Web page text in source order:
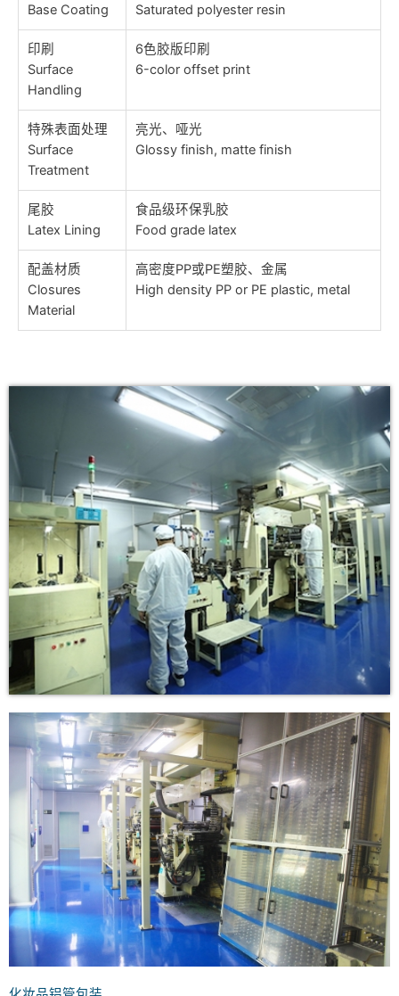
Base Coating
Saturated polyester resin
印刷
Surface
Handling
6色胶版印刷
6-color offset print
特殊表面处理
Surface
Treatment
亮光、哑光
Glossy finish, matte finish
尾胶
Latex Lining
食品级环保乳胶
Food grade latex
配盖材质
Closures
Material
高密度PP或PE塑胶、金属
High density PP or PE plastic, metal